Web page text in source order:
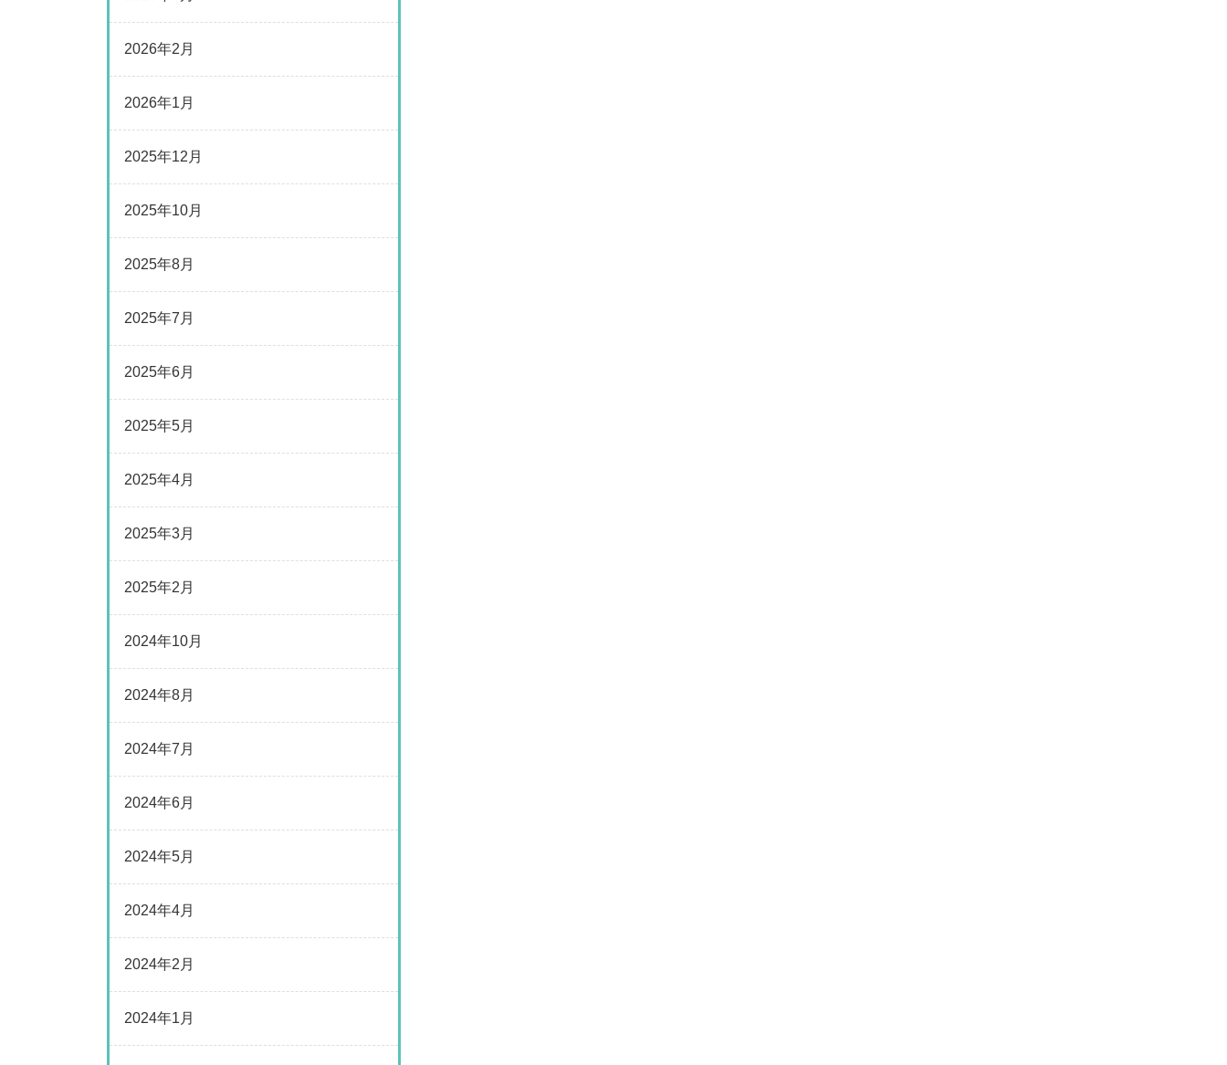
2026年2月
2026年1月
2025年12月
2025年10月
2025年8月
2025年7月
2025年6月
2025年5月
2025年4月
2025年3月
2025年2月
2024年10月
2024年8月
2024年7月
2024年6月
2024年5月
2024年4月
2024年2月
2024年1月